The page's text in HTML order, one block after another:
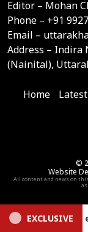
Editor – Mohan
Phone – +91
Email –
Address – Indira
(Nainital),
Home
©
Website
All content and news on
EXCLUSIVE